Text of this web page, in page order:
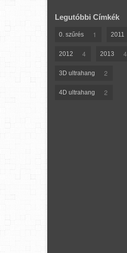
Legutóbbi Címkék
0. szűrés 1 2011
2012 4 2013 4
3D ultrahang 2
4D ultrahang 2